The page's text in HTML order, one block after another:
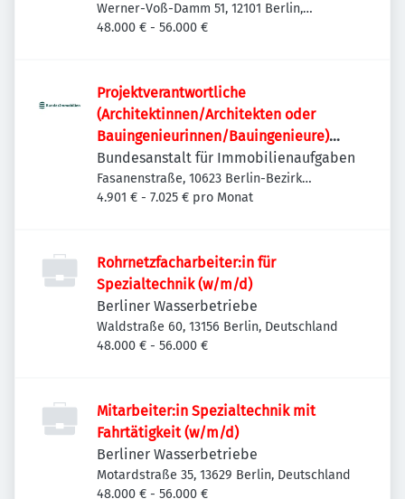
Werner-Voß-Damm 51, 12101 Berlin,
Deutschland
48.000 € - 56.000 €
Projektverantwortliche
(Architektinnen/Architekten oder
Bauingenieurinnen/Bauingenieure)
(w/m/d)
Bundesanstalt für Immobilienaufgaben
Fasanenstraße, 10623 Berlin-Bezirk
Charlottenburg-Wilmersdorf, Deutschland
4.901 € - 7.025 € pro Monat
Rohrnetzfacharbeiter:in für
Spezialtechnik (w/m/d)
Berliner Wasserbetriebe
Waldstraße 60, 13156 Berlin, Deutschland
48.000 € - 56.000 €
Mitarbeiter:in Spezialtechnik mit
Fahrtätigkeit (w/m/d)
Berliner Wasserbetriebe
Motardstraße 35, 13629 Berlin, Deutschland
48.000 € - 56.000 €